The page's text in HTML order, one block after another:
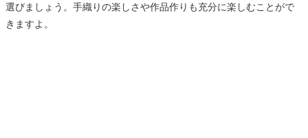
選びましょう。手織りの楽しさや作品作りも充分に楽しむことがで
きますよ。